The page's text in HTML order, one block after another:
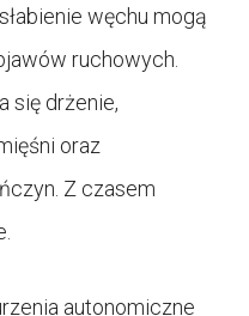
węchu mogą
ruchowych.
się drżenie,
oraz
Z czasem
autonomiczne